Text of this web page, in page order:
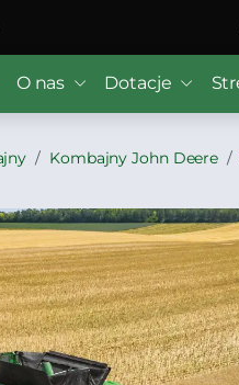
O nas Dotacje
Kombajny John Deere